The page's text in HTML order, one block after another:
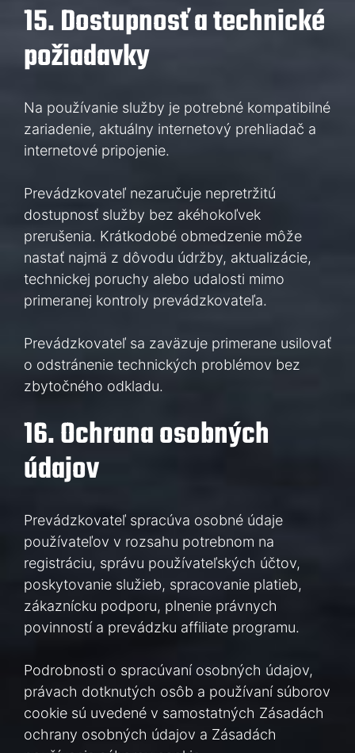
15. Dostupnosť a technické
požiadavky
Na používanie služby je potrebné kompatibilné
zariadenie, aktuálny internetový prehliadač a
internetové pripojenie.
Prevádzkovateľ nezaručuje nepretržitú
dostupnosť služby bez akéhokoľvek
prerušenia. Krátkodobé obmedzenie môže
nastať najmä z dôvodu údržby, aktualizácie,
technickej poruchy alebo udalosti mimo
primeranej kontroly prevádzkovateľa.
Prevádzkovateľ sa zaväzuje primerane usilovať
o odstránenie technických problémov bez
zbytočného odkladu.
16. Ochrana osobných
údajov
Prevádzkovateľ spracúva osobné údaje
používateľov v rozsahu potrebnom na
registráciu, správu používateľských účtov,
poskytovanie služieb, spracovanie platieb,
zákaznícku podporu, plnenie právnych
povinností a prevádzku affiliate programu.
Podrobnosti o spracúvaní osobných údajov,
právach dotknutých osôb a používaní súborov
cookie sú uvedené v samostatných Zásadách
ochrany osobných údajov a Zásadách